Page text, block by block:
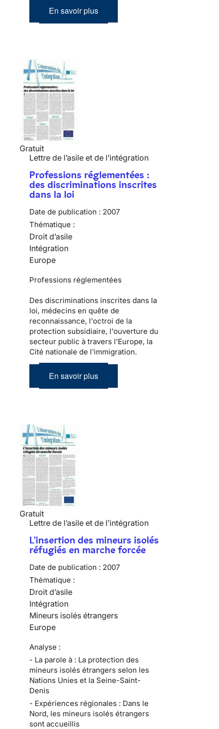
En savoir plus
Gratuit
Lettre de l’asile et de l’intégration
Professions réglementées :
des discriminations inscrites
dans la loi
Date de publication : 2007
Thématique :
Droit d’asile
Intégration
Europe
Professions réglementées
Des discriminations inscrites dans la
loi, médecins en quête de
reconnaissance, l'octroi de la
protection subsidiaire, l'ouverture du
secteur public à travers l'Europe, la
Cité nationale de l'immigration.
En savoir plus
Gratuit
Lettre de l’asile et de l’intégration
L'insertion des mineurs isolés
réfugiés en marche forcée
Date de publication : 2007
Thématique :
Droit d’asile
Intégration
Mineurs isolés étrangers
Europe
Analyse :
- La parole à : La protection des
mineurs isolés étrangers selon les
Nations Unies et la Seine-Saint-
Denis
- Expériences régionales : Dans le
Nord, les mineurs isolés étrangers
sont accueillis